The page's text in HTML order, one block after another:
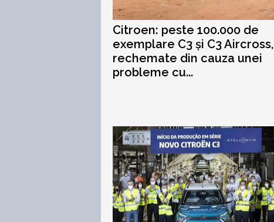
Citroen: peste 100.000 de
exemplare C3 și C3 Aircross,
rechemate din cauza unei
probleme cu...